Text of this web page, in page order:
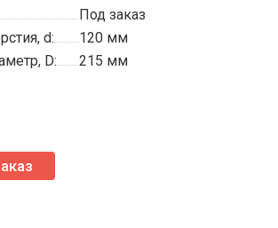
Под заказ
d:
120 мм
D:
215 мм